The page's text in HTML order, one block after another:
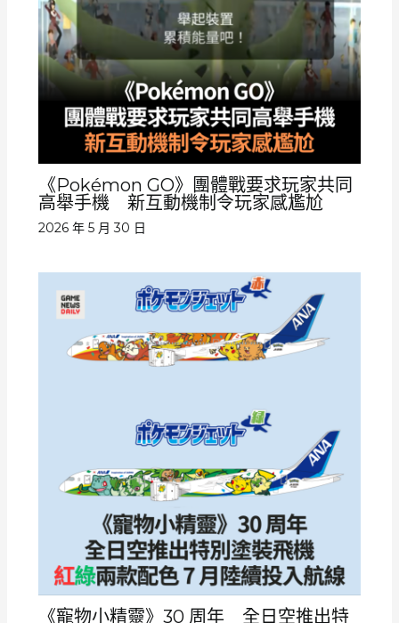
《Pokémon GO》團體戰要求玩家共同
高舉手機 新互動機制令玩家感尷尬
2026 年 5 月 30 日
《寵物小精靈》30 周年 全日空推出特